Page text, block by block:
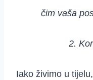
čim vaša
2.
Iako živimo u